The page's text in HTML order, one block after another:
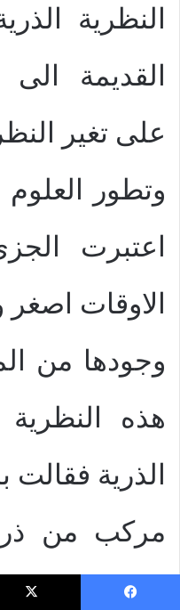
النظرية
القديمة
على تغير
وتطور العلوم
اعتبرت
الاوقات
وجودها من
هذه
الذرية فقالت
مركب من
وحدة